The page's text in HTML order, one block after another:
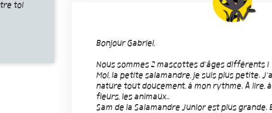
toi
Bonjour Gabriel,
Nous sommes 2 mascottes d'âges différents !
Moi, la petite salamandre, je suis plus petite.
nature tout doucement, à mon rythme. À lire,
fleurs, les animaux..
Sam de la Salamandre Junior est plus grande.